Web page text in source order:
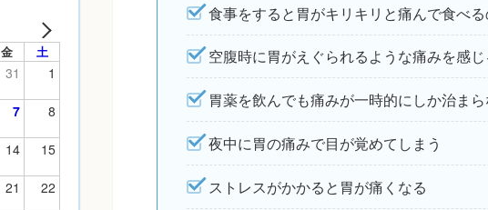
食事をすると胃がキリキリと痛んで食べ
空腹時に胃がえぐられるような痛みを感
胃薬を飲んでも痛みが一時的にしか治ま
夜中に胃の痛みで目が覚めてしまう
ストレスがかかると胃が痛くなる
金 土
31 1
7 8
14 15
21 22